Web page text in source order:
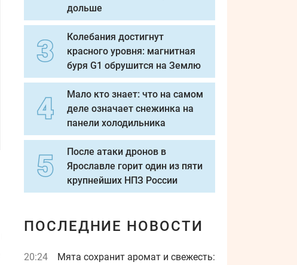
дольше
Колебания достигнут
красного уровня: магнитная
буря G1 обрушится на Землю
Мало кто знает: что на самом
деле означает снежинка на
панели холодильника
После атаки дронов в
Ярославле горит один из пяти
крупнейших НПЗ России
ПОСЛЕДНИЕ НОВОСТИ
20:24
Мята сохранит аромат и свежесть: